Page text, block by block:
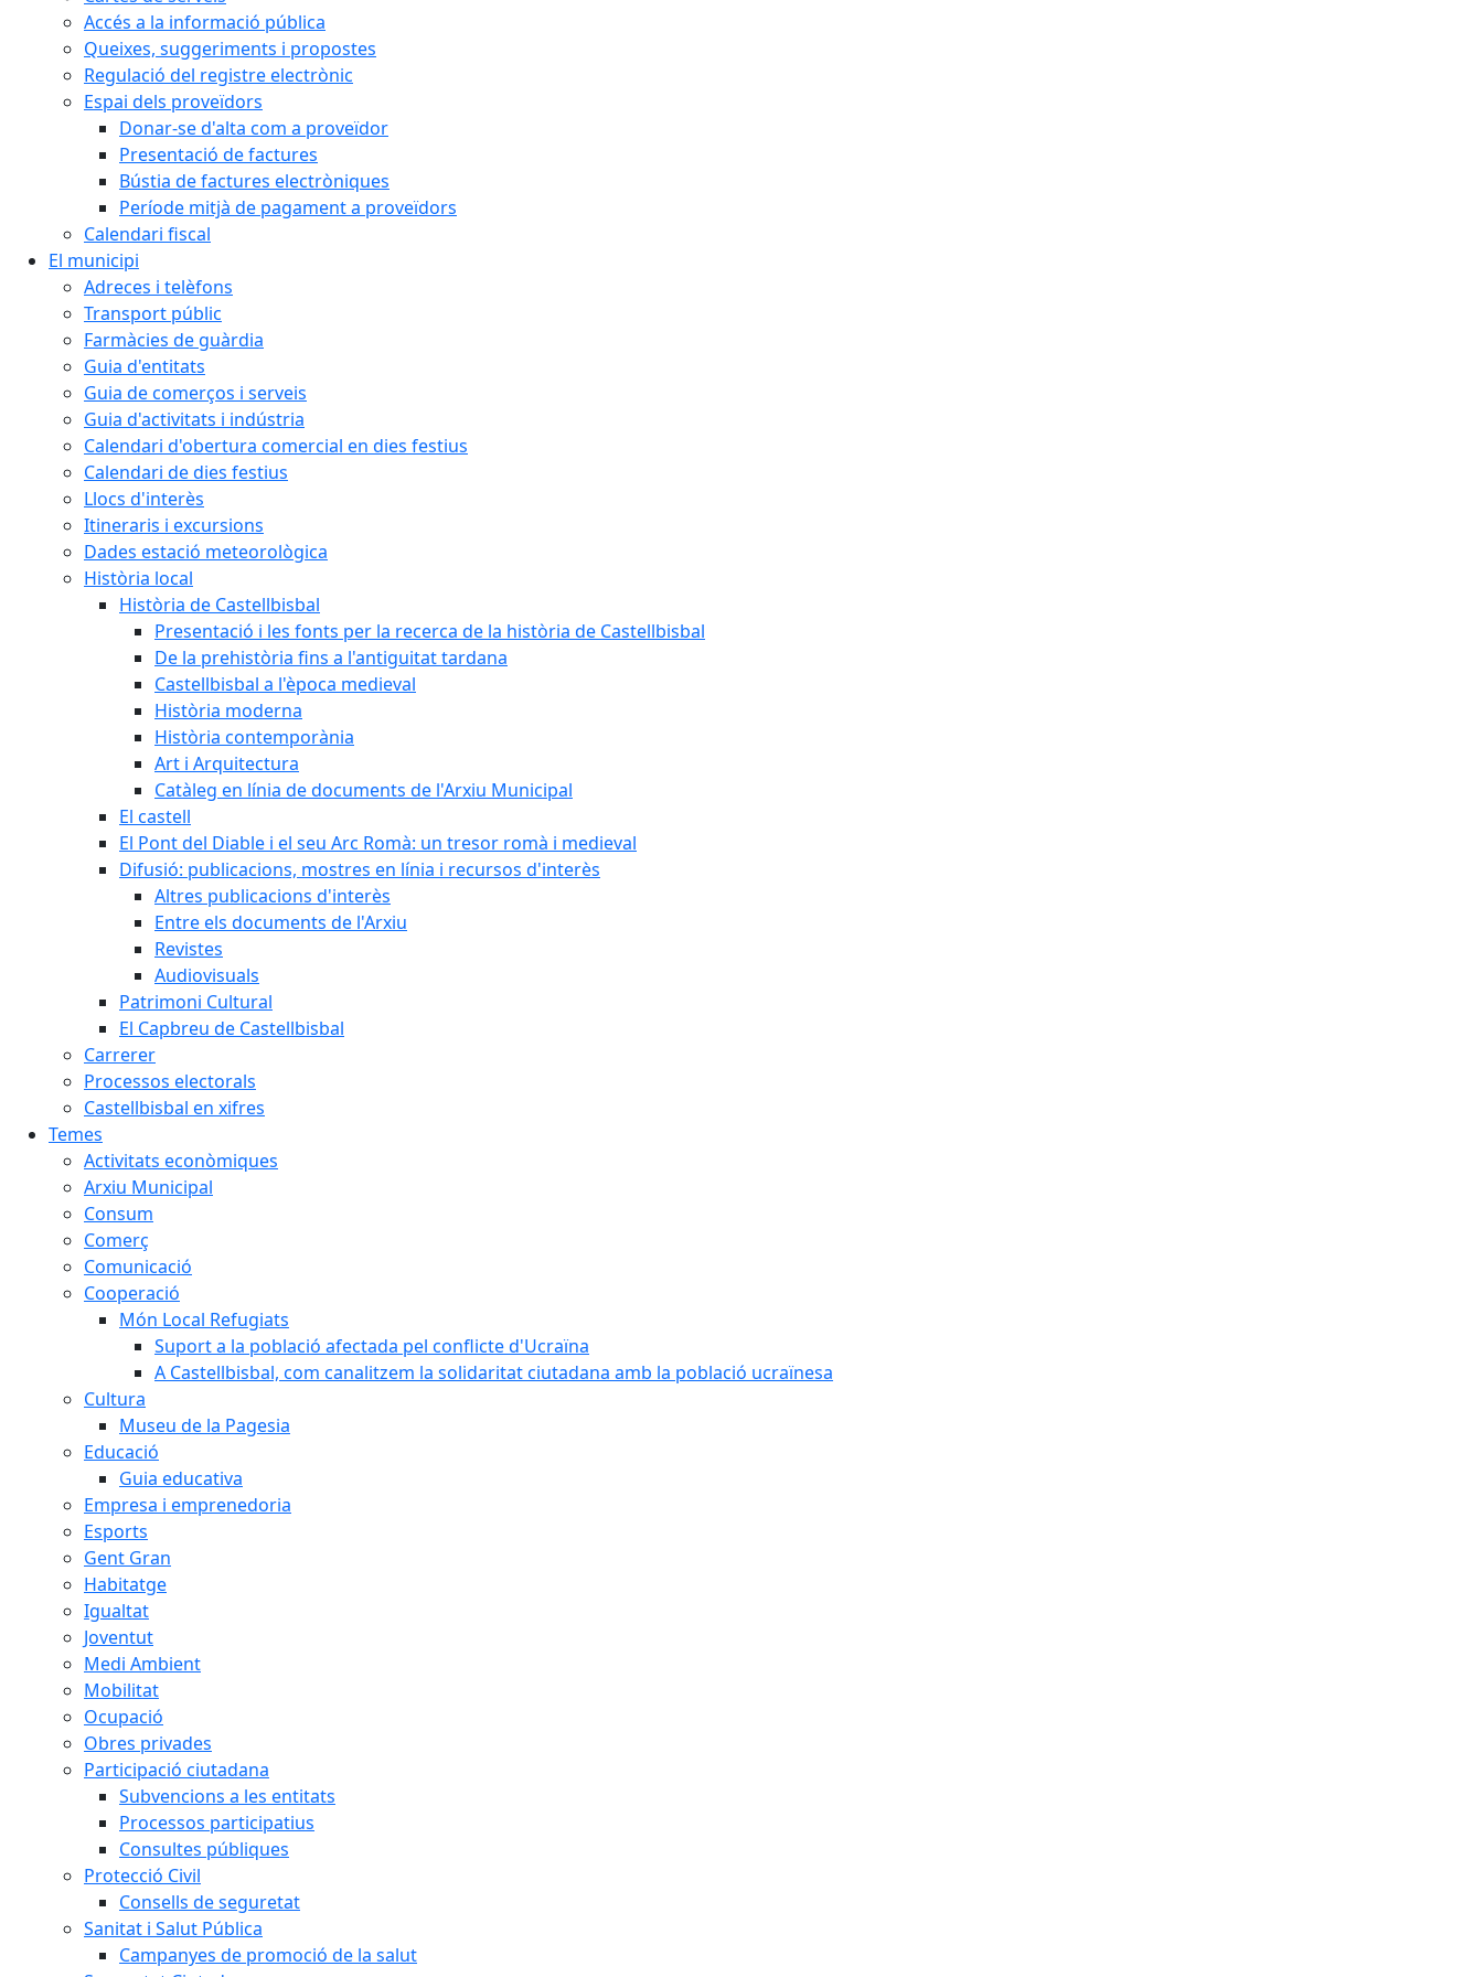
Accés a la informació pública
Queixes, suggeriments i propostes
Regulació del registre electrònic
Espai dels proveïdors
Donar-se d'alta com a proveïdor
Presentació de factures
Bústia de factures electròniques
Període mitjà de pagament a proveïdors
Calendari fiscal
El municipi
Adreces i telèfons
Transport públic
Farmàcies de guàrdia
Guia d'entitats
Guia de comerços i serveis
Guia d'activitats i indústria
Calendari d'obertura comercial en dies festius
Calendari de dies festius
Llocs d'interès
Itineraris i excursions
Dades estació meteorològica
Història local
Història de Castellbisbal
Presentació i les fonts per la recerca de la història de Castellbisbal
De la prehistòria fins a l'antiguitat tardana
Castellbisbal a l'època medieval
Història moderna
Història contemporània
Art i Arquitectura
Catàleg en línia de documents de l'Arxiu Municipal
El castell
El Pont del Diable i el seu Arc Romà: un tresor romà i medieval
Difusió: publicacions, mostres en línia i recursos d'interès
Altres publicacions d'interès
Entre els documents de l'Arxiu
Revistes
Audiovisuals
Patrimoni Cultural
El Capbreu de Castellbisbal
Carrerer
Processos electorals
Castellbisbal en xifres
Temes
Activitats econòmiques
Arxiu Municipal
Consum
Comerç
Comunicació
Cooperació
Món Local Refugiats
Suport a la població afectada pel conflicte d'Ucraïna
A Castellbisbal, com canalitzem la solidaritat ciutadana amb la població ucraïnesa
Cultura
Museu de la Pagesia
Educació
Guia educativa
Empresa i emprenedoria
Esports
Gent Gran
Habitatge
Igualtat
Joventut
Medi Ambient
Mobilitat
Ocupació
Obres privades
Participació ciutadana
Subvencions a les entitats
Processos participatius
Consultes públiques
Protecció Civil
Consells de seguretat
Sanitat i Salut Pública
Campanyes de promoció de la salut